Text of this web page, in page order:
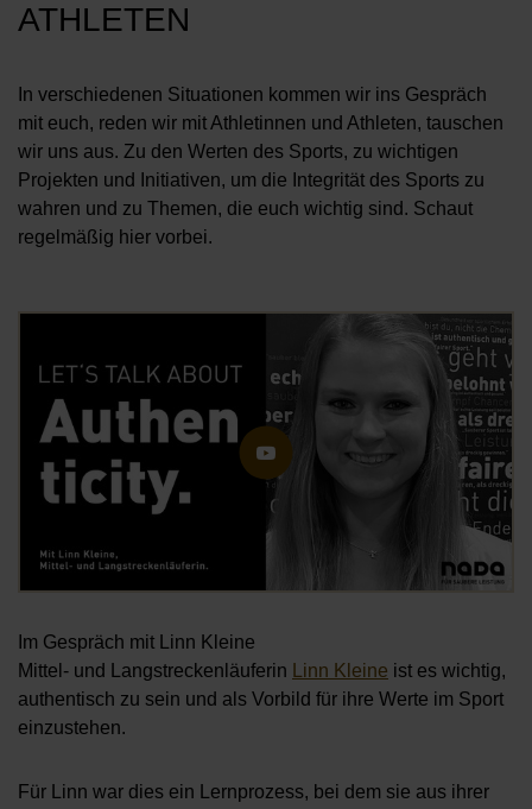
ATHLETEN
In verschiedenen Situationen kommen wir ins Gespräch
mit euch, reden wir mit Athletinnen und Athleten, tauschen
wir uns aus. Zu den Werten des Sports, zu wichtigen
Projekten und Initiativen, um die Integrität des Sports zu
wahren und zu Themen, die euch wichtig sind. Schaut
regelmäßig hier vorbei.
Im Gespräch mit Linn Kleine
Mittel- und Langstreckenläuferin
Linn Kleine ist es wichtig,
authentisch zu sein und als Vorbild für ihre Werte im Sport
einzustehen.
Für Linn war dies ein Lernprozess, bei dem sie aus ihrer